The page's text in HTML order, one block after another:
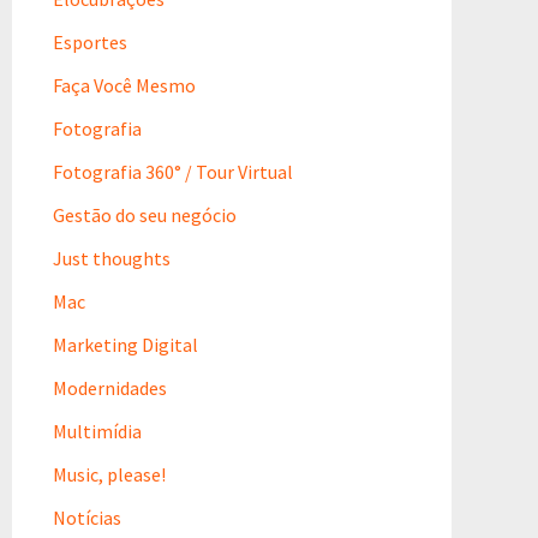
Esportes
Faça Você Mesmo
Fotografia
Fotografia 360° / Tour Virtual
Gestão do seu negócio
Just thoughts
Mac
Marketing Digital
Modernidades
Multimídia
Music, please!
Notícias